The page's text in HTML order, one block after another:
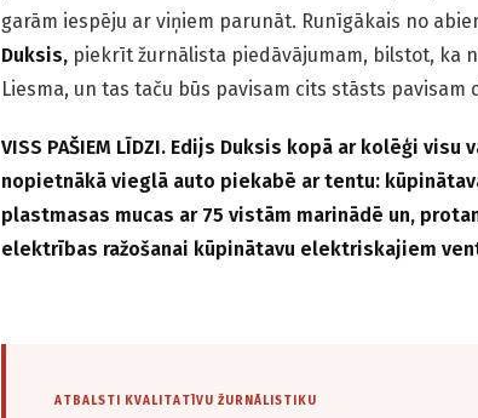
garām iespēju ar viņiem parunāt. Runīgākais no
Duksis, piekrīt žurnālista piedāvājumam, bilstot, ka
Liesma, un tas taču būs pavisam cits stāsts
VISS PAŠIEM LĪDZI. Edijs Duksis kopā ar kolēģi
nopietnākā vieglā auto piekabē ar tentu:
plastmasas mucas ar 75 vistām marinādē un,
elektrības ražošanai kūpinātavu elektriskajiem
ATBALSTI KVALITATĪVU ŽURNĀLISTIKU